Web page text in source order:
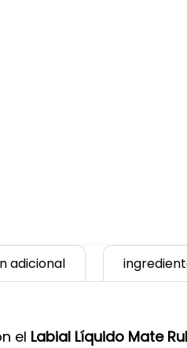
adicional
el Labial Líquido Mate